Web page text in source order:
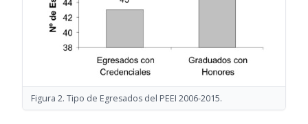
Figura 2. Tipo de Egresados del PEEI 2006-2015.